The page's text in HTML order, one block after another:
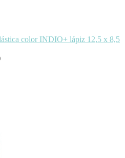
color INDIO+ lápiz 12,5 x 8,5